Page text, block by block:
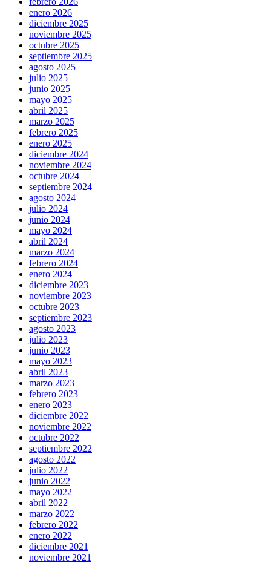
enero 2026
diciembre 2025
noviembre 2025
octubre 2025
septiembre 2025
agosto 2025
julio 2025
junio 2025
mayo 2025
abril 2025
marzo 2025
febrero 2025
enero 2025
diciembre 2024
noviembre 2024
octubre 2024
septiembre 2024
agosto 2024
julio 2024
junio 2024
mayo 2024
abril 2024
marzo 2024
febrero 2024
enero 2024
diciembre 2023
noviembre 2023
octubre 2023
septiembre 2023
agosto 2023
julio 2023
junio 2023
mayo 2023
abril 2023
marzo 2023
febrero 2023
enero 2023
diciembre 2022
noviembre 2022
octubre 2022
septiembre 2022
agosto 2022
julio 2022
junio 2022
mayo 2022
abril 2022
marzo 2022
febrero 2022
enero 2022
diciembre 2021
noviembre 2021